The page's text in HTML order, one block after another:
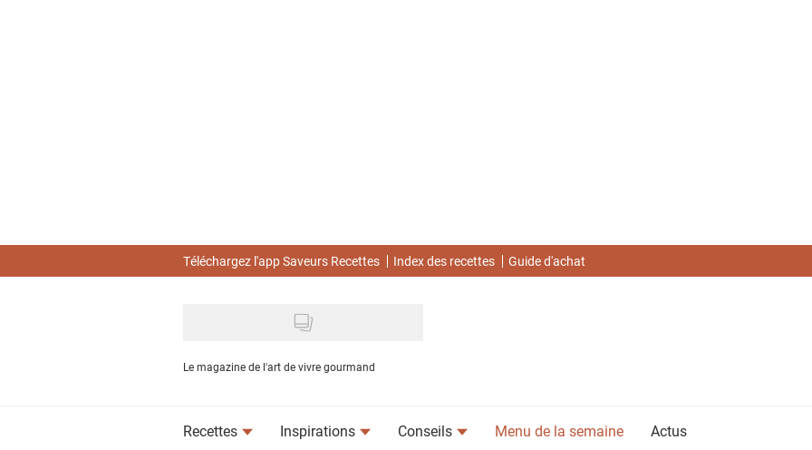
Téléchargez l'app Saveurs Recettes Index des recettes Guide d'achat
Le magazine de l'art de vivre gourmand
Recettes Inspirations Conseils Menu de la semaine Actus